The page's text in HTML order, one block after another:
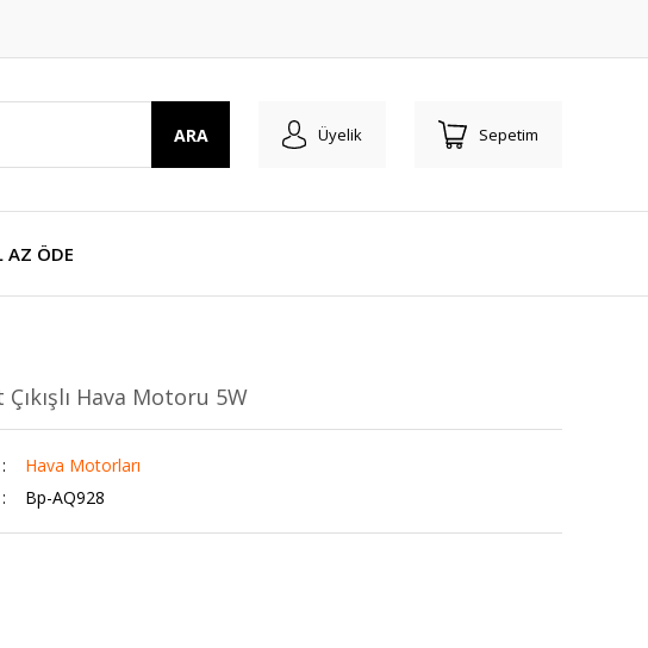
ARA Üyelik Sepetim
AZ ÖDE
Hava Motoru 5W
Hava Motorları
Bp-AQ928